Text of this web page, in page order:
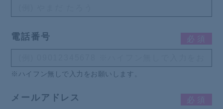
電話番号 必 須
※ハイフン無しで入力をお願いします。
メールアドレス 必 須